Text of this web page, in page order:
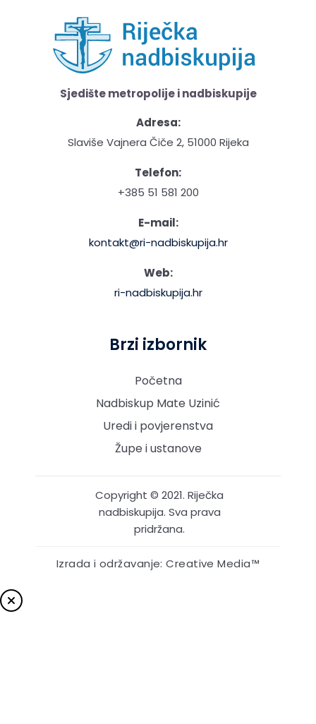
Sjedište metropolije i nadbiskupije
Adresa:
Slaviše Vajnera Čiče 2, 51000 Rijeka
Telefon:
+385 51 581 200
E-mail:
kontakt@ri-nadbiskupija.hr
Web:
ri-nadbiskupija.hr
Brzi izbornik
Početna
Nadbiskup Mate Uzinić
Uredi i povjerenstva
Župe i ustanove
Copyright © 2021. Riječka
nadbiskupija. Sva prava
pridržana.
Izrada i održavanje: Creative Media™